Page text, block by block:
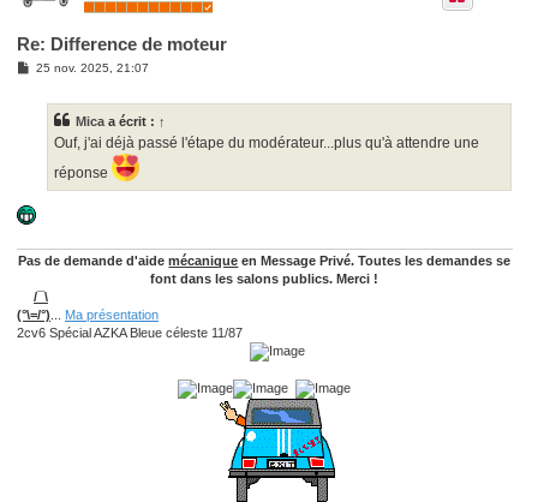
Re: Difference de moteur
M25 nov. 2025, 21:07
Mica a écrit : ↑
Ouf, j'ai déjà passé l'étape du modérateur...plus qu'à attendre une
réponse
Pas de demande d'aidemécanique en Message Privé. Toutes les demandes se
font dans les salons publics. Merci !
/¯\
(°\=/°)
Ma présentation
2cv6 Spécial AZKA Bleue céleste 11/87